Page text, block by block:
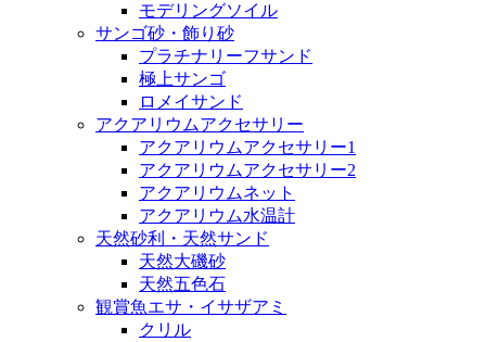
モデリングソイル
サンゴ砂・飾り砂
プラチナリーフサンド
極上サンゴ
ロメイサンド
アクアリウムアクセサリー
アクアリウムアクセサリー1
アクアリウムアクセサリー2
アクアリウムネット
アクアリウム水温計
天然砂利・天然サンド
天然大磯砂
天然五色石
観賞魚エサ・イサザアミ
クリル